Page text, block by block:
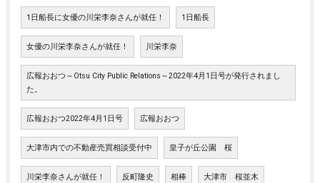
1日船長に女優の川栄李奈さんが就任！ 1日船長
女優の川栄李奈さんが就任！ 川栄李奈
広報おおつ～Otsu City Public Relations～2022年4月1日号が発行されまし
た。
広報おおつ2022年4月1日号 広報おおつ
大津市内での不動産売買相談受付中 皇子が丘公園 桜
川栄李奈さんが就任！ 反町隆史 相棒 大津市 桜並木